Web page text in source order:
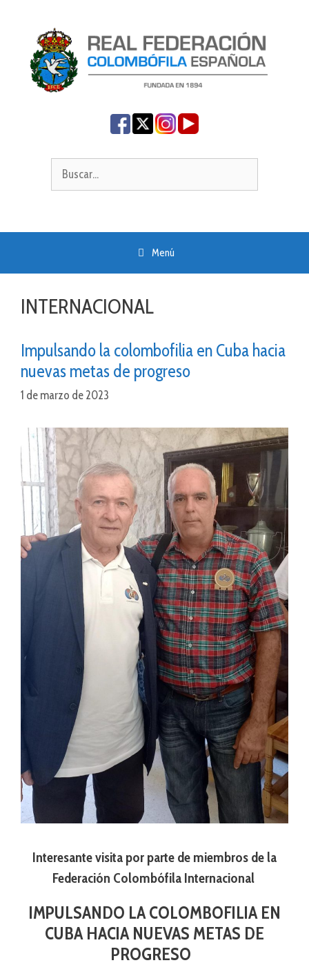
contenido
Buscar:
Menú
INTERNACIONAL
Impulsando la colombofilia en Cuba hacia
nuevas metas de progreso
1 de marzo de 2023
Interesante visita por parte de miembros de la
Federación Colombófila Internacional
IMPULSANDO LA COLOMBOFILIA EN
CUBA HACIA NUEVAS METAS DE
PROGRESO